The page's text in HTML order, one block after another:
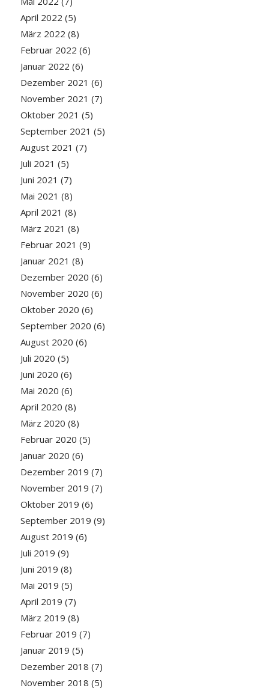
April 2022 (5)
März 2022 (8)
Februar 2022 (6)
Januar 2022 (6)
Dezember 2021 (6)
November 2021 (7)
Oktober 2021 (5)
September 2021 (5)
August 2021 (7)
Juli 2021 (5)
Juni 2021 (7)
Mai 2021 (8)
April 2021 (8)
März 2021 (8)
Februar 2021 (9)
Januar 2021 (8)
Dezember 2020 (6)
November 2020 (6)
Oktober 2020 (6)
September 2020 (6)
August 2020 (6)
Juli 2020 (5)
Juni 2020 (6)
Mai 2020 (6)
April 2020 (8)
März 2020 (8)
Februar 2020 (5)
Januar 2020 (6)
Dezember 2019 (7)
November 2019 (7)
Oktober 2019 (6)
September 2019 (9)
August 2019 (6)
Juli 2019 (9)
Juni 2019 (8)
Mai 2019 (5)
April 2019 (7)
März 2019 (8)
Februar 2019 (7)
Januar 2019 (5)
Dezember 2018 (7)
November 2018 (5)